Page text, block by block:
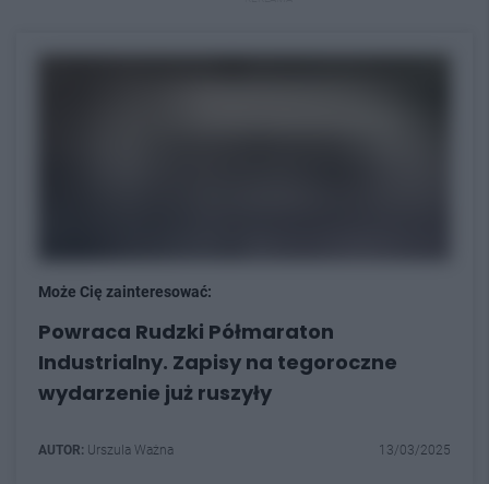
Może Cię zainteresować:
Powraca Rudzki Półmaraton
Industrialny. Zapisy na tegoroczne
wydarzenie już ruszyły
AUTOR: Urszula Ważna 13/03/2025